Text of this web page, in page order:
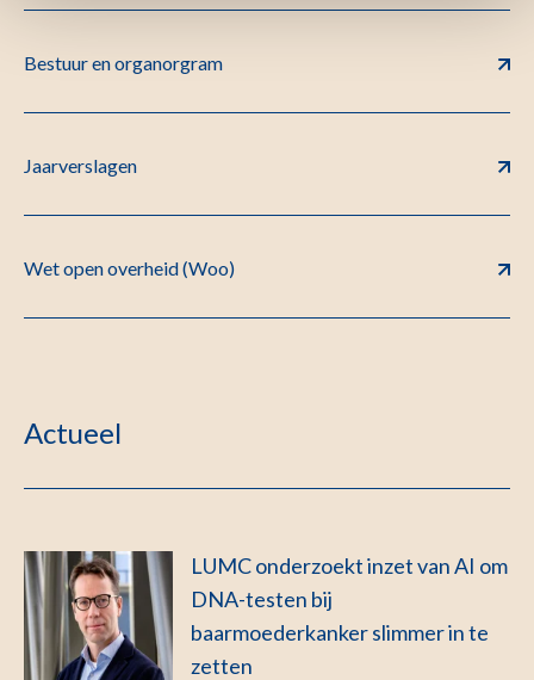
Bestuur en organorgram
Jaarverslagen
Wet open overheid (Woo)
Actueel
LUMC onderzoekt inzet van AI om
DNA-testen bij
baarmoederkanker slimmer in te
zetten